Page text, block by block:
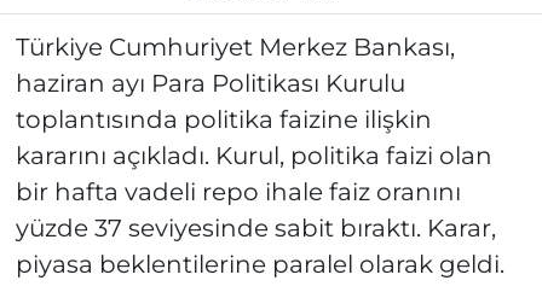
Türkiye Cumhuriyet Merkez Bankası,
haziran ayı Para Politikası Kurulu
toplantısında politika faizine ilişkin
kararını açıkladı. Kurul, politika faizi olan
bir hafta vadeli repo ihale faiz oranını
yüzde 37 seviyesinde sabit bıraktı. Karar,
piyasa beklentilerine paralel olarak geldi.